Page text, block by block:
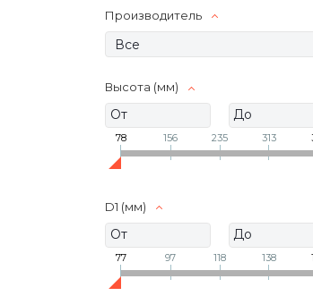
Производитель
Все
Высота (мм)
78 156 235 313
D1 (мм)
77 97 118 138